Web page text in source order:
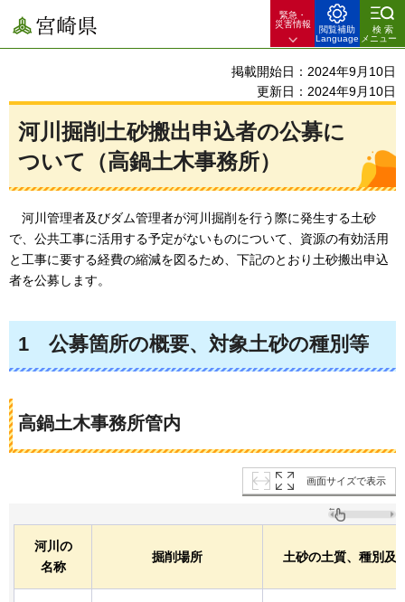
宮崎県
緊急・
災害情報
閲覧補助
Language
検索
メニュー
掲載開始日：2024年9月10日
更新日：2024年9月10日
河川掘削土砂搬出申込者の公募に
ついて（高鍋土木事務所）
河川管理者及びダム管理者が河川掘削を行う際に発生する土砂
で、公共工事に活用する予定がないものについて、資源の有効活用
と工事に要する経費の縮減を図るため、下記のとおり土砂搬出申込
者を公募します。
1 公募箇所の概要、 対象土砂の種別等
高鍋土木事務所管内
画面サイズで表示
河川の
名称
掘削場所 土砂の土質、種別及